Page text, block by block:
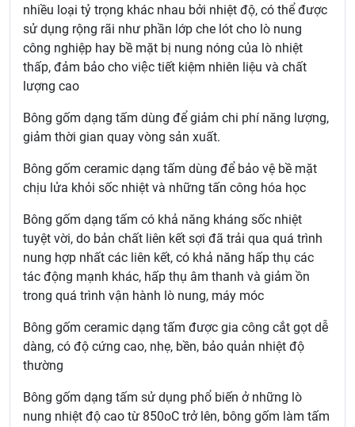
nhiều loại tỷ trọng khác nhau bởi nhiệt độ, có thể được
sử dụng rộng rãi như phần lớp che lót cho lò nung
công nghiệp hay bề mặt bị nung nóng của lò nhiệt
thấp, đảm bảo cho việc tiết kiệm nhiên liệu và chất
lượng cao
Bông gốm dạng tấm dùng để giảm chi phí năng lượng,
giảm thời gian quay vòng sản xuất.
Bông gốm ceramic dạng tấm dùng để bảo vệ bề mặt
chịu lửa khỏi sốc nhiệt và những tấn công hóa học
Bông gốm dạng tấm có khả năng kháng sốc nhiệt
tuyệt vời, do bản chất liên kết sợi đã trải qua quá trình
nung hợp nhất các liên kết, có khả năng hấp thụ các
tác động mạnh khác, hấp thụ âm thanh và giảm ồn
trong quá trình vận hành lò nung, máy móc
Bông gốm ceramic dạng tấm được gia công cắt gọt dễ
dàng, có độ cứng cao, nhẹ, bền, bảo quản nhiệt độ
thường
Bông gốm dạng tấm sử dụng phổ biến ở những lò
nung nhiệt độ cao từ 850oC trở lên, bông gốm làm tấm